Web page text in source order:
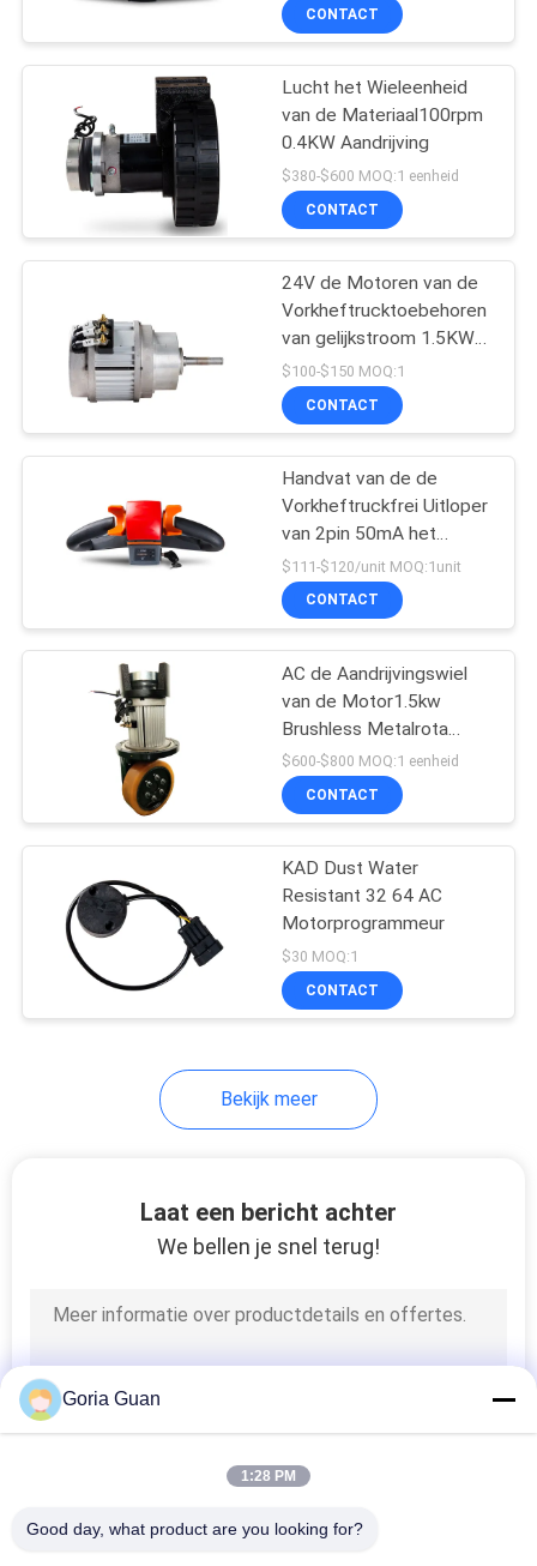
Hydraulische
Handpallettruck
28
Elektrisch
aangedreven
Palletvrachtwagen
44
Batterij In werking
gestelde
Vorkheftruck
De hydraulische Lijst
van de Schaarlift
Hydraulisch
Document
Broodjesstapelaar
CONTACT
Lucht het Wieleenheid
van de Materiaal100rpm
0.4KW Aandrijving
$380-$600 MOQ:1 eenheid
CONTACT
24V de Motoren van de
Vorkheftrucktoebehoren
van gelijkstroom 1.5KW
voor Aandrijvingswielen
$100-$150 MOQ:1
CONTACT
Handvat van de de
Vorkheftruckfrei Uitloper
van 2pin 50mA het
Economische Elektrische
$111-$120/unit MOQ:1unit
CONTACT
AC de Aandrijvingswiel
van de Motor1.5kw
Brushless Metalrota
Motor
$600-$800 MOQ:1 eenheid
CONTACT
KAD Dust Water
Resistant 32 64 AC
Motorprogrammeur
$30 MOQ:1
CONTACT
Bekijk meer
Laat een bericht achter
We bellen je snel terug!
Goria Guan
1:28 PM
Good day, what product are you looking for?